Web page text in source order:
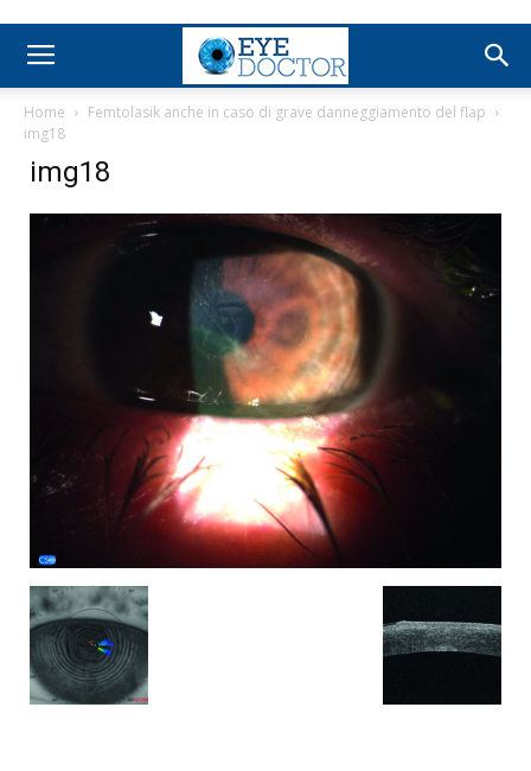
Home
Femtolasik anche in caso di grave danneggiamento del flap
img18
img18